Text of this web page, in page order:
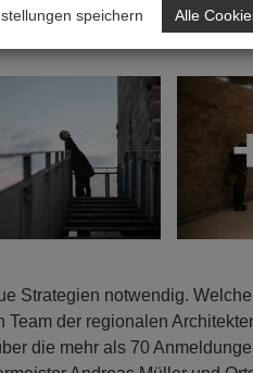
Strategien notwendig.
der regionalen
die mehr als 70
speichern Alle